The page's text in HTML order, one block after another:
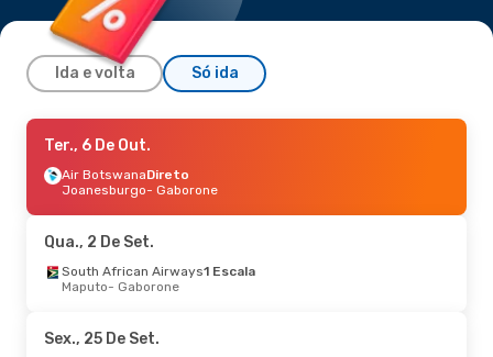
Ida e volta Só ida
Sex., 25 De Set.
Air BotswanaDireto
Joanesburgo- Gaborone
Gaborone- Joanesburgo
Seg., 31 De Ago.- Sex., 4 De Set.
Ethiopian Airlines
Gaborone- Lisboa
Ter., 6 De Out.
Air BotswanaDireto
Joanesburgo- Gaborone
Qua., 2 De Set.
South African Airways1 Escala
Maputo- Gaborone
Sex., 25 De Set.